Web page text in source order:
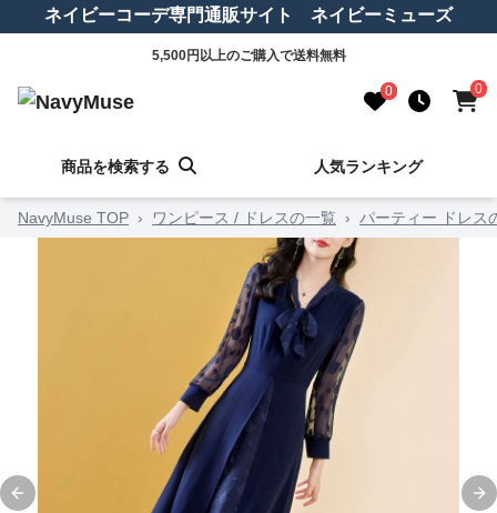
ネイビーコーデ専門通販サイト ネイビーミューズ
5,500円以上のご購入で送料無料
0 0
商品を検索する 人気ランキング
NavyMuse TOP › ワンピース / ドレスの一覧 › パーティー ドレス
Previous slide